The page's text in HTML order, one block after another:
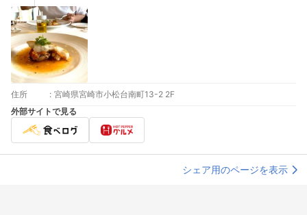
住所 : 宮崎県宮崎市小松台南町13-2 2F
外部サイトで見る
シェア用のページを表示